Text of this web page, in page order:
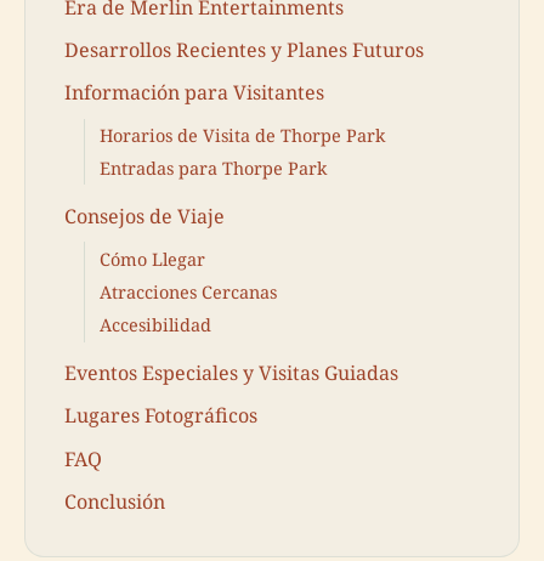
Era de Merlin Entertainments
Desarrollos Recientes y Planes Futuros
Información para Visitantes
Horarios de Visita de Thorpe Park
Entradas para Thorpe Park
Consejos de Viaje
Cómo Llegar
Atracciones Cercanas
Accesibilidad
Eventos Especiales y Visitas Guiadas
Lugares Fotográficos
FAQ
Conclusión